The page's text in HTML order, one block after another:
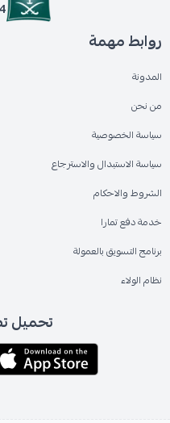
روابط مهمة
المدونة
من نحن
سياسة الخصوصية
سياسة الاستبدال والاسترجاع
الشروط والاحكام
خدمة دفع تمارا
برنامج التسويق بالعمولة
نظام الولاء
تحميل